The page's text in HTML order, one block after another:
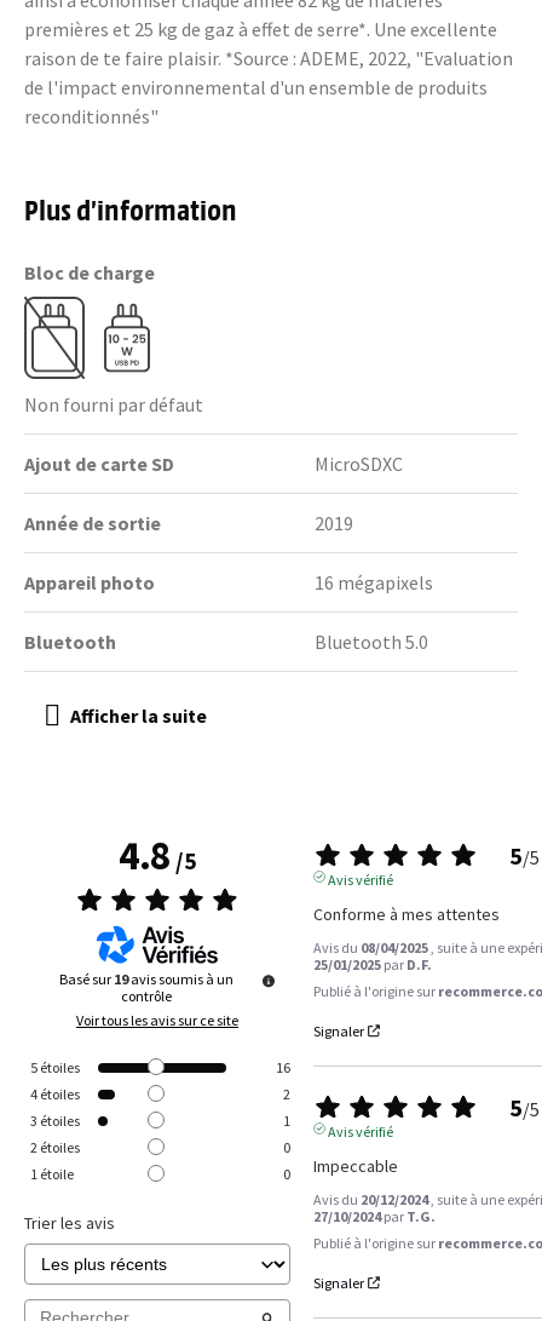
premières et 25 kg de gaz à effet de serre*. Une excellente
raison de te faire plaisir. *Source : ADEME, 2022, "Evaluation
de l'impact environnemental d'un ensemble de produits
reconditionnés"
Plus d’information
Bloc de charge
Non fourni par défaut
Ajout de carte SD MicroSDXC
Année de sortie 2019
Appareil photo 16 mégapixels
Bluetooth Bluetooth 5.0
4.8/5
Basé sur 19 avis soumis à un
contrôle
Voir tous les avis sur ce site
5 étoiles
16
4 étoiles
2
3 étoiles
1
2 étoiles
0
1 étoile 0
Trier les avis
5/5
Avis vérifié
Conforme à mes attentes
Avis du 08/04/2025 , suite à une
25/01/2025 par D.F.
Publié à l'origine sur
Signaler
5/5
Avis vérifié
Impeccable
Avis du 20/12/2024 , suite à une
27/10/2024 par T.G.
Publié à l'origine sur
Signaler